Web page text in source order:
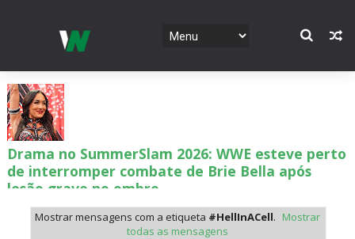
Drama no SummerSlam 2026: WWE esteve perto
de interromper combate de Brie Bella após
lesão grave no ombro
SCSA867-Aug 07 2026
Mostrar mensagens com a etiqueta #HellInACell. Mostrar
todas as mensagens